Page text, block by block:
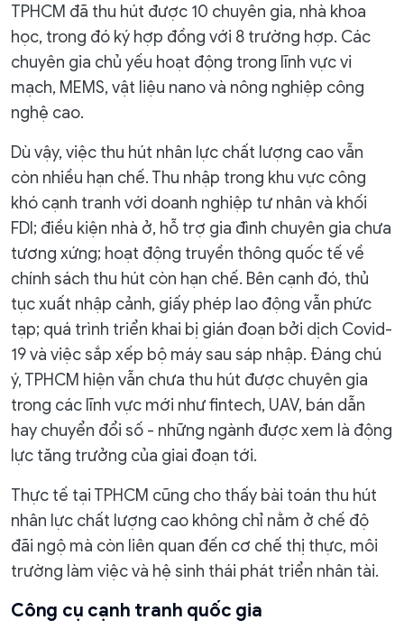
TPHCM đã thu hút được 10 chuyên gia, nhà khoa
học, trong đó ký hợp đồng với 8 trường hợp. Các
chuyên gia chủ yếu hoạt động trong lĩnh vực vi
mạch, MEMS, vật liệu nano và nông nghiệp công
nghệ cao.
Dù vậy, việc thu hút nhân lực chất lượng cao vẫn
còn nhiều hạn chế. Thu nhập trong khu vực công
khó cạnh tranh với doanh nghiệp tư nhân và khối
FDI; điều kiện nhà ở, hỗ trợ gia đình chuyên gia chưa
tương xứng; hoạt động truyền thông quốc tế về
chính sách thu hút còn hạn chế. Bên cạnh đó, thủ
tục xuất nhập cảnh, giấy phép lao động vẫn phức
tạp; quá trình triển khai bị gián đoạn bởi dịch Covid-
19 và việc sắp xếp bộ máy sau sáp nhập. Đáng chú
ý, TPHCM hiện vẫn chưa thu hút được chuyên gia
trong các lĩnh vực mới như fintech, UAV, bán dẫn
hay chuyển đổi số - những ngành được xem là động
lực tăng trưởng của giai đoạn tới.
Thực tế tại TPHCM cũng cho thấy bài toán thu hút
nhân lực chất lượng cao không chỉ nằm ở chế độ
đãi ngộ mà còn liên quan đến cơ chế thị thực, môi
trường làm việc và hệ sinh thái phát triển nhân tài.
Công cụ cạnh tranh quốc gia